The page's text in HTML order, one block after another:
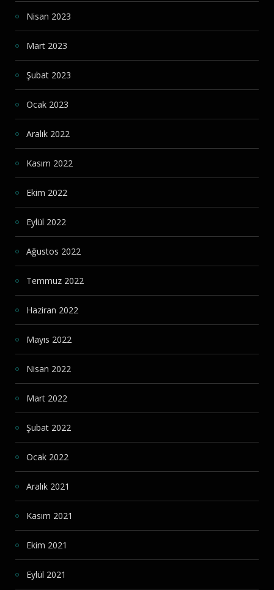
Nisan 2023
Mart 2023
Şubat 2023
Ocak 2023
Aralık 2022
Kasım 2022
Ekim 2022
Eylül 2022
Ağustos 2022
Temmuz 2022
Haziran 2022
Mayıs 2022
Nisan 2022
Mart 2022
Şubat 2022
Ocak 2022
Aralık 2021
Kasım 2021
Ekim 2021
Eylül 2021